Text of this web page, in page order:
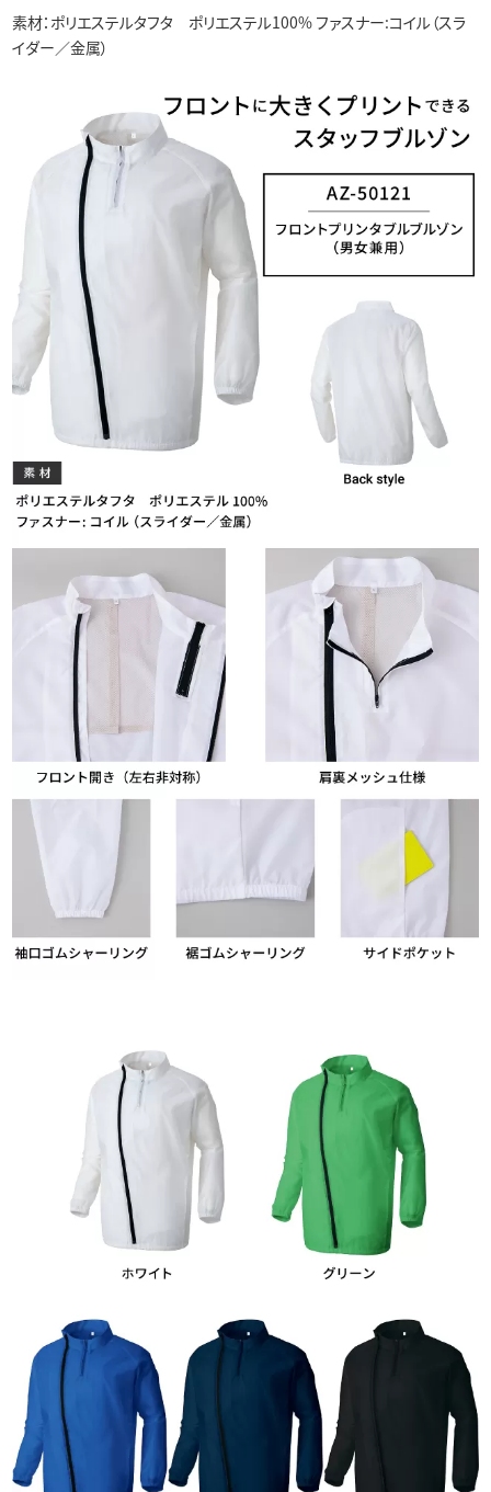
素材：ポリエステルタフタ ポリエステル100% ファスナー:コイル（スラ
イダー／金属）